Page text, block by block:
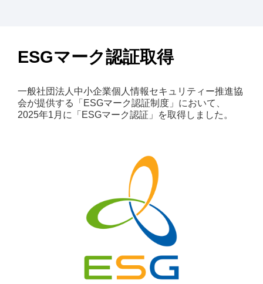
ESGマーク認証取得
一般社団法人中小企業個人情報セキュリティー推進協
会が提供する「ESGマーク認証制度」において、
2025年1月に「ESGマーク認証」を取得しました。